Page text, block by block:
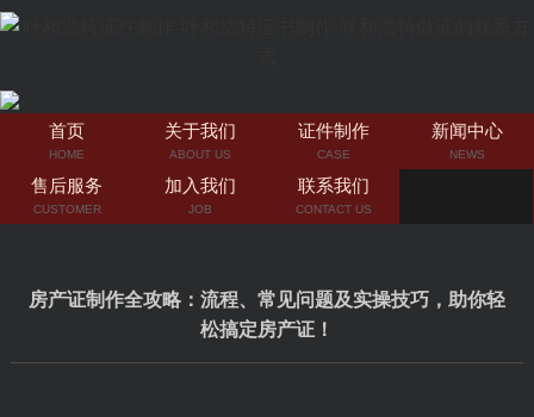
首页
HOME
关于我们
ABOUT US
证件制作
CASE
新闻中心
NEWS
售后服务
CUSTOMER
加入我们
JOB
联系我们
CONTACT US
房产证制作全攻略：流程、常见问题及实操技巧，助你轻
松搞定房产证！